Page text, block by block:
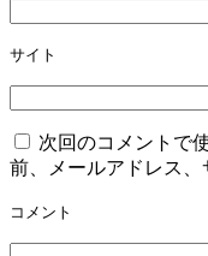
ョ
ン
サイト
次回のコメントで
前、メールアドレス、
コメント